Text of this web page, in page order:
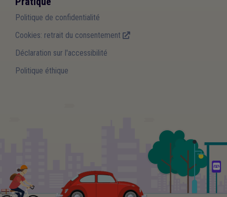
Politique de confidentialité
Cookies: retrait du consentement
Déclaration sur l'accessibilité
Politique éthique